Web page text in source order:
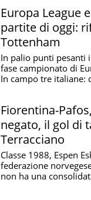
Europa League
partite di oggi:
Tottenham
In palio punti pesanti
fase campionato di
In campo tre italiane:
Fiorentina-
negato, il gol di
Terracciano
Classe 1988, Espen
federazione
non ha una